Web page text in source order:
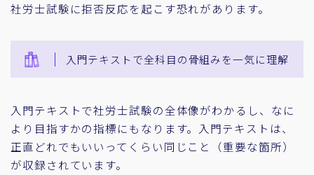
社労士試験に拒否反応を起こす恐れがあります。
入門テキストで全科目の骨組みを一気に理解
入門テキストで社労士試験の全体像がわかるし、なに
より目指すかの指標にもなります。入門テキストは、
正直どれでもいいってくらい同じこと（重要な箇所）
が収録されています。